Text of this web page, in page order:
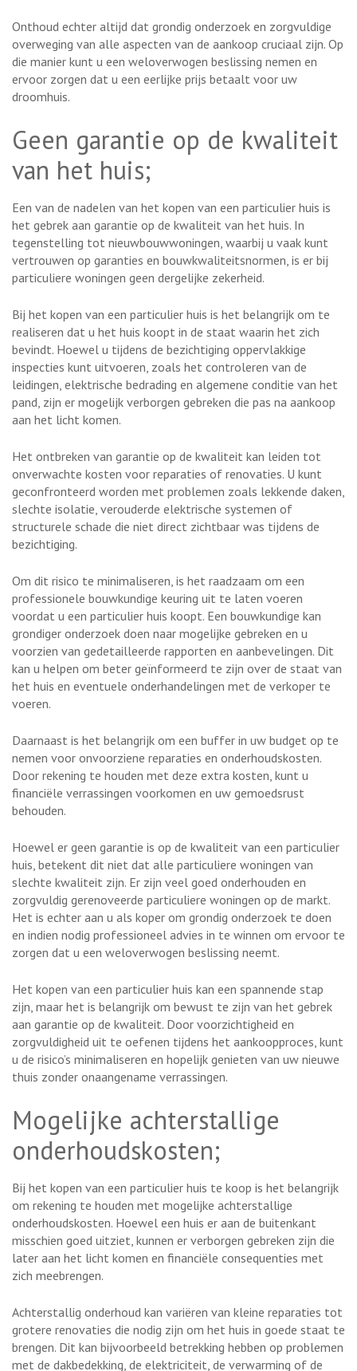
Onthoud echter altijd dat grondig onderzoek en zorgvuldige
overweging van alle aspecten van de aankoop cruciaal zijn. Op
die manier kunt u een weloverwogen beslissing nemen en
ervoor zorgen dat u een eerlijke prijs betaalt voor uw
droomhuis.
Geen garantie op de kwaliteit
van het huis;
Een van de nadelen van het kopen van een particulier huis is
het gebrek aan garantie op de kwaliteit van het huis. In
tegenstelling tot nieuwbouwwoningen, waarbij u vaak kunt
vertrouwen op garanties en bouwkwaliteitsnormen, is er bij
particuliere woningen geen dergelijke zekerheid.
Bij het kopen van een particulier huis is het belangrijk om te
realiseren dat u het huis koopt in de staat waarin het zich
bevindt. Hoewel u tijdens de bezichtiging oppervlakkige
inspecties kunt uitvoeren, zoals het controleren van de
leidingen, elektrische bedrading en algemene conditie van het
pand, zijn er mogelijk verborgen gebreken die pas na aankoop
aan het licht komen.
Het ontbreken van garantie op de kwaliteit kan leiden tot
onverwachte kosten voor reparaties of renovaties. U kunt
geconfronteerd worden met problemen zoals lekkende daken,
slechte isolatie, verouderde elektrische systemen of
structurele schade die niet direct zichtbaar was tijdens de
bezichtiging.
Om dit risico te minimaliseren, is het raadzaam om een
professionele bouwkundige keuring uit te laten voeren
voordat u een particulier huis koopt. Een bouwkundige kan
grondiger onderzoek doen naar mogelijke gebreken en u
voorzien van gedetailleerde rapporten en aanbevelingen. Dit
kan u helpen om beter geïnformeerd te zijn over de staat van
het huis en eventuele onderhandelingen met de verkoper te
voeren.
Daarnaast is het belangrijk om een buffer in uw budget op te
nemen voor onvoorziene reparaties en onderhoudskosten.
Door rekening te houden met deze extra kosten, kunt u
financiële verrassingen voorkomen en uw gemoedsrust
behouden.
Hoewel er geen garantie is op de kwaliteit van een particulier
huis, betekent dit niet dat alle particuliere woningen van
slechte kwaliteit zijn. Er zijn veel goed onderhouden en
zorgvuldig gerenoveerde particuliere woningen op de markt.
Het is echter aan u als koper om grondig onderzoek te doen
en indien nodig professioneel advies in te winnen om ervoor te
zorgen dat u een weloverwogen beslissing neemt.
Het kopen van een particulier huis kan een spannende stap
zijn, maar het is belangrijk om bewust te zijn van het gebrek
aan garantie op de kwaliteit. Door voorzichtigheid en
zorgvuldigheid uit te oefenen tijdens het aankoopproces, kunt
u de risico’s minimaliseren en hopelijk genieten van uw nieuwe
thuis zonder onaangename verrassingen.
Mogelijke achterstallige
onderhoudskosten;
Bij het kopen van een particulier huis te koop is het belangrijk
om rekening te houden met mogelijke achterstallige
onderhoudskosten. Hoewel een huis er aan de buitenkant
misschien goed uitziet, kunnen er verborgen gebreken zijn die
later aan het licht komen en financiële consequenties met
zich meebrengen.
Achterstallig onderhoud kan variëren van kleine reparaties tot
grotere renovaties die nodig zijn om het huis in goede staat te
brengen. Dit kan bijvoorbeeld betrekking hebben op problemen
met de dakbedekking, de elektriciteit, de verwarming of de